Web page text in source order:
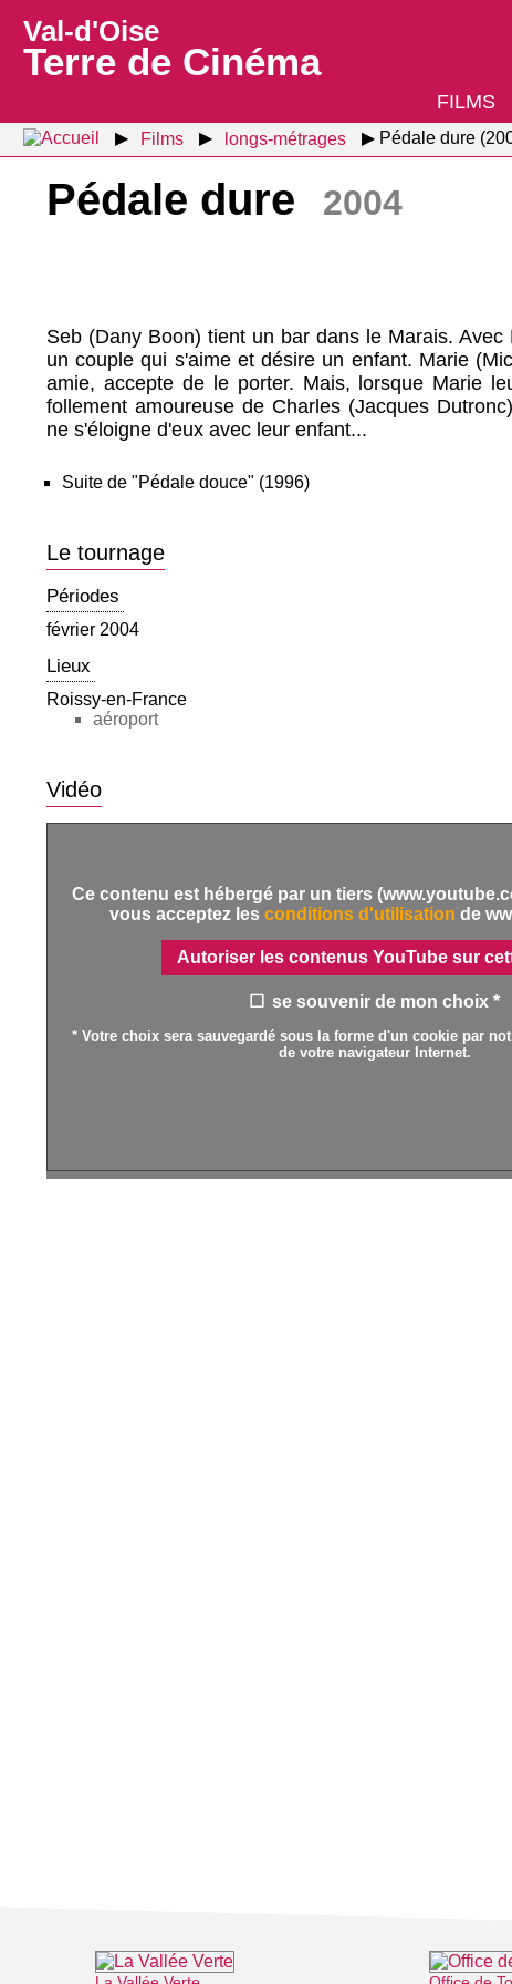
Val-d'Oise
Terre de Cinéma
FILMS
Films longs-métrages Pédale dure
Pédale dure 2004
Seb (Dany Boon) tient un bar dans le Marais.
un couple qui s'aime et désire un enfant. Marie
amie, accepte de le porter. Mais, lorsque Marie
follement amoureuse de Charles (Jacques
ne s'éloigne d'eux avec leur enfant...
Suite de "Pédale douce" (1996)
Le tournage
Périodes
février 2004
Lieux
Roissy-en-France
aéroport
Vidéo
Ce contenu est hébergé par un tiers
vous acceptez les conditions d'utilisation de
Autoriser les contenus YouTube sur
se souvenir de mon choix *
* Votre choix sera sauvegardé sous la forme d'un cookie par
de votre navigateur Internet.